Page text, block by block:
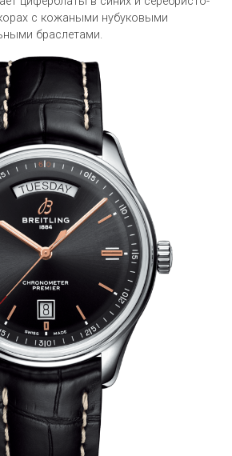
с кожаными нубуковыми
браслетами.